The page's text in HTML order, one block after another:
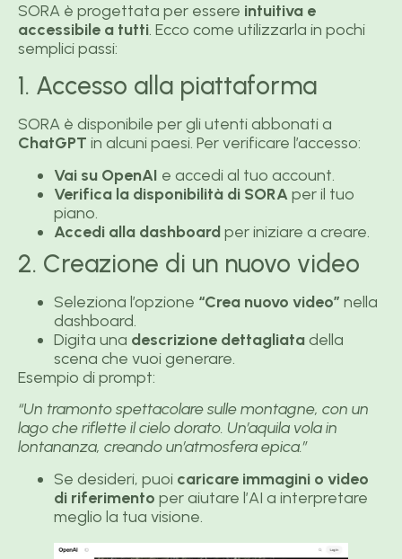
SORA è progettata per essere intuitiva e
accessibile a tutti. Ecco come utilizzarla in pochi
semplici passi:
1. Accesso alla piattaforma
SORA è disponibile per gli utenti abbonati a
ChatGPT in alcuni paesi. Per verificare l’accesso:
Vai su OpenAI e accedi al tuo account.
Verifica la disponibilità di SORAper il tuo
piano.
Accedi alla dashboardper iniziare a creare.
2. Creazione di un nuovo video
Seleziona l’opzione “Crea nuovo video” nella
dashboard.
Digita una descrizione dettagliatadella
scena che vuoi generare.
Esempio di prompt:
“Un tramonto spettacolare sulle montagne, con un
lago che riflette il cielo dorato. Un’aquila vola in
lontananza, creando un’atmosfera epica.”
Se desideri, puoi caricare immagini o video
di riferimento per aiutare l’AI a interpretare
meglio la tua visione.